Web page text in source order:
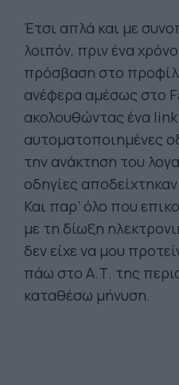
Έτσι απλά και με
λοιπόν, πριν ένα
πρόσβαση στο
ανέφερα αμέσως στο
ακολουθώντας ένα
αυτοματοποιημένες
την ανάκτηση του
οδηγίες
Και παρ’ όλο που
με τη δίωξη
δεν είχε να μου
πάω στο Α.Τ. της
καταθέσω μήνυση.